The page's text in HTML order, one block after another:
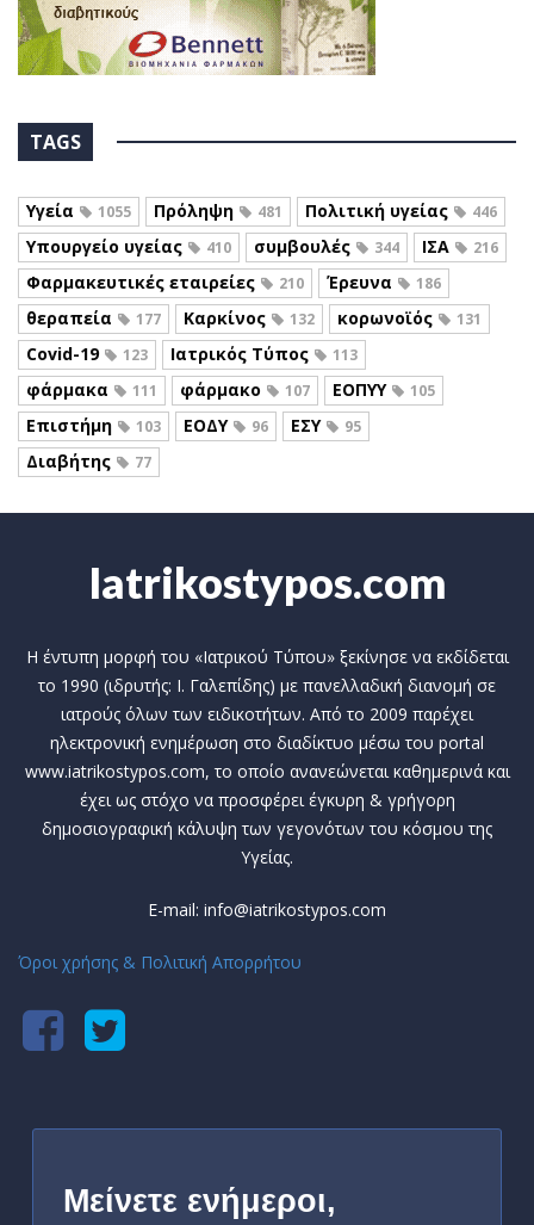
TAGS
Υγεία 1055 Πρόληψη 481 Πολιτική υγείας 446
Υπουργείο υγείας 410 συμβουλές 344 ΙΣΑ 216
Φαρμακευτικές εταιρείες 210 Έρευνα 186
θεραπεία 177 Καρκίνος 132 κορωνοϊός 131
Covid-19 123 Ιατρικός Τύπος 113
φάρμακα 111 φάρμακο 107 ΕΟΠΥΥ 105
Επιστήμη 103 ΕΟΔΥ 96 ΕΣΥ 95
Διαβήτης 77
Iatrikostypos.com
Η έντυπη μορφή του «Ιατρικού Τύπου» ξεκίνησε να εκδίδεται
το 1990 (ιδρυτής: Ι. Γαλεπίδης) με πανελλαδική διανομή σε
ιατρούς όλων των ειδικοτήτων. Από το 2009 παρέχει
ηλεκτρονική ενημέρωση στο διαδίκτυο μέσω του portal
www.iatrikostypos.com, το οποίο ανανεώνεται καθημερινά και
έχει ως στόχο να προσφέρει έγκυρη & γρήγορη
δημοσιογραφική κάλυψη των γεγονότων του κόσμου της
Υγείας.
E-mail: info@iatrikostypos.com
Όροι χρήσης & Πολιτική Απορρήτου
Μείνετε ενήμεροι,